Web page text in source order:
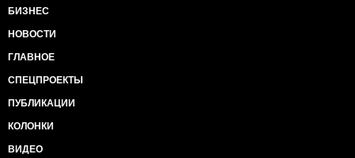
БИЗНЕС
НОВОСТИ
ГЛАВНОЕ
СПЕЦПРОЕКТЫ
ПУБЛИКАЦИИ
КОЛОНКИ
ВИДЕО